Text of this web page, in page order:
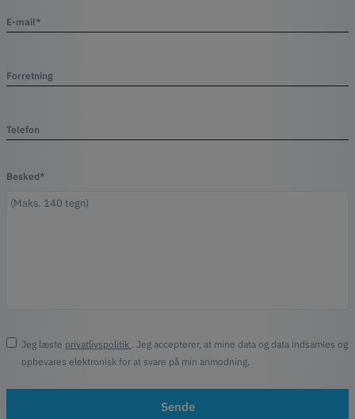
E-mail*
Forretning
Telefon
Besked*
Jeg læste privatlivspolitik
. Jeg accepterer, at mine data og data indsamles og
opbevares elektronisk for at svare på min anmodning.
Sende